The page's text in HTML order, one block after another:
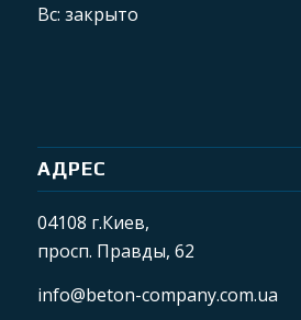
Вс: закрыто
АДРЕС
04108 г.Киев,
просп. Правды, 62
info@beton-company.com.ua